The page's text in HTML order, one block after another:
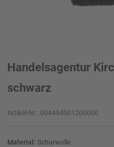
Handelsagentur
schwarz
Artikel-Nr.: 004494001200000
Material: Schurwolle